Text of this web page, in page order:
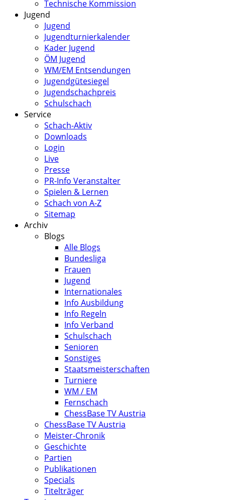
Technische Kommission
Jugend
Jugend
Jugendturnierkalender
Kader Jugend
ÖM Jugend
WM/EM Entsendungen
Jugendgütesiegel
Jugendschachpreis
Schulschach
Service
Schach-Aktiv
Downloads
Login
Live
Presse
PR-Info Veranstalter
Spielen & Lernen
Schach von A-Z
Sitemap
Archiv
Blogs
Alle Blogs
Bundesliga
Frauen
Jugend
Internationales
Info Ausbildung
Info Regeln
Info Verband
Schulschach
Senioren
Sonstiges
Staatsmeisterschaften
Turniere
WM / EM
Fernschach
ChessBase TV Austria
ChessBase TV Austria
Meister-Chronik
Geschichte
Partien
Publikationen
Specials
Titelträger